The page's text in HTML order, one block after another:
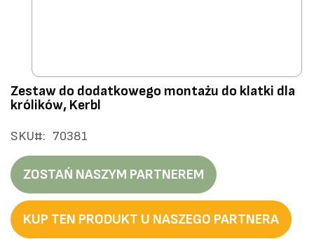
Przejdź
na
galerii
Zestaw do dodatkowego montażu do klatki dla
królików, Kerbl
SKU 70381
ZOSTAŃ NASZYM PARTNEREM
KUP TEN PRODUKT U NASZEGO PARTNERA